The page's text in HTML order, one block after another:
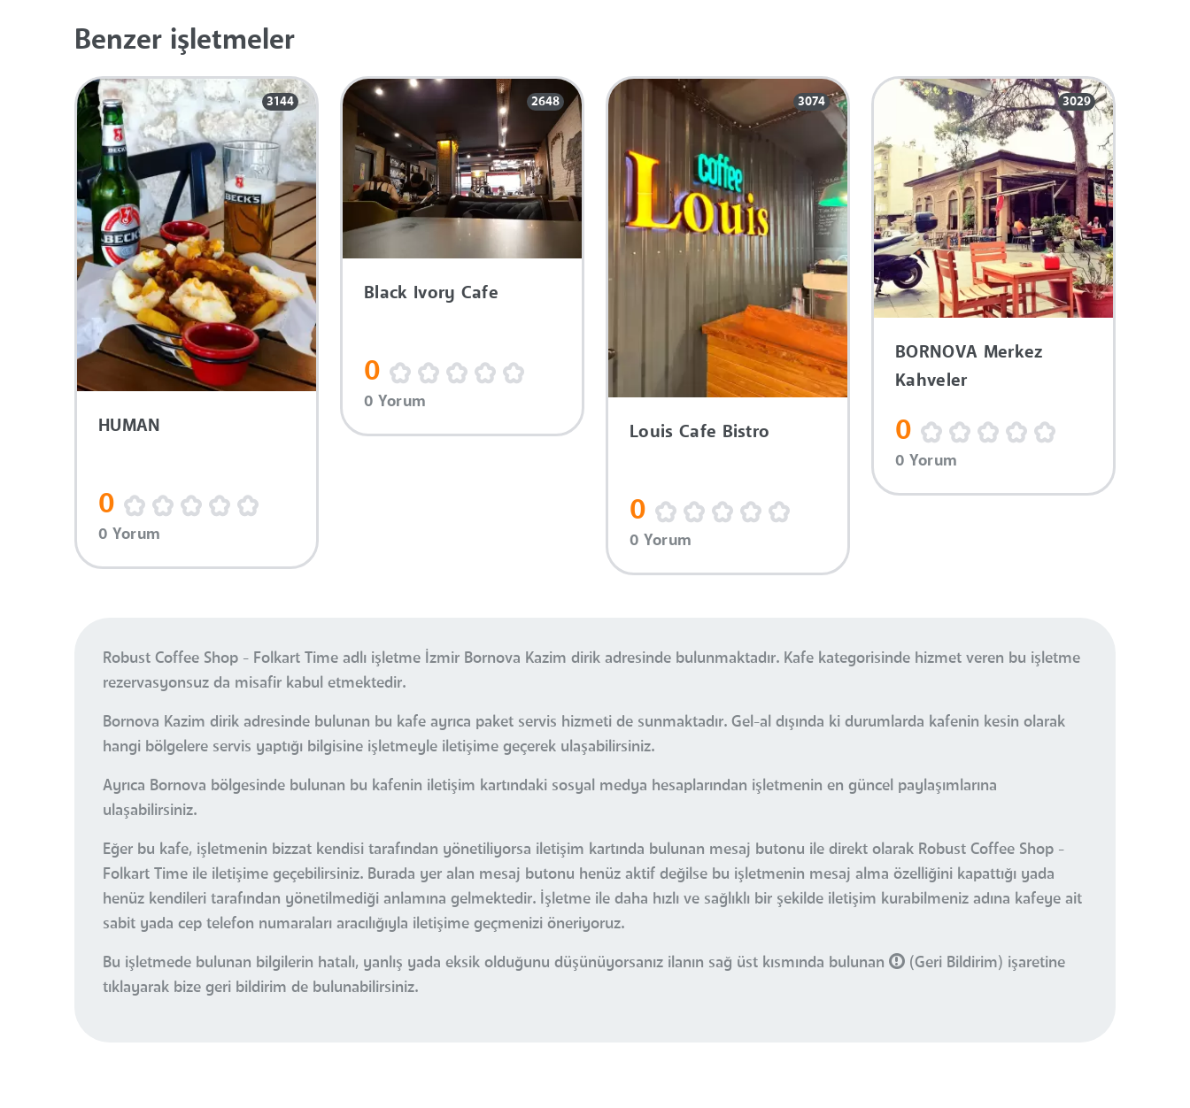
Benzer işletmeler
3144
HUMAN
0
0 Yorum
2648
Black Ivory Cafe
0
0 Yorum
3074
Louis Cafe Bistro
0
0 Yorum
3029
BORNOVA Merkez
Kahveler
0
0 Yorum
Robust Coffee Shop - Folkart Time adlı işletme İzmir Bornova Kazim dirik adresinde bulunmaktadır. Kafe kategorisinde hizmet veren bu işletme
rezervasyonsuz da misafir kabul etmektedir.
Bornova Kazim dirik adresinde bulunan bu kafe ayrıca paket servis hizmeti de sunmaktadır. Gel-al dışında ki durumlarda kafenin kesin olarak
hangi bölgelere servis yaptığı bilgisine işletmeyle iletişime geçerek ulaşabilirsiniz.
Ayrıca Bornova bölgesinde bulunan bu kafenin iletişim kartındaki sosyal medya hesaplarından işletmenin en güncel paylaşımlarına
ulaşabilirsiniz.
Eğer bu kafe, işletmenin bizzat kendisi tarafından yönetiliyorsa iletişim kartında bulunan mesaj butonu ile direkt olarak Robust Coffee Shop -
Folkart Time ile iletişime geçebilirsiniz. Burada yer alan mesaj butonu henüz aktif değilse bu işletmenin mesaj alma özelliğini kapattığı yada
henüz kendileri tarafından yönetilmediği anlamına gelmektedir. İşletme ile daha hızlı ve sağlıklı bir şekilde iletişim kurabilmeniz adına kafeye ait
sabit yada cep telefon numaraları aracılığıyla iletişime geçmenizi öneriyoruz.
Bu işletmede bulunan bilgilerin hatalı, yanlış yada eksik olduğunu düşünüyorsanız ilanın sağ üst kısmında bulunan
(Geri Bildirim) işaretine
tıklayarak bize geri bildirim de bulunabilirsiniz.